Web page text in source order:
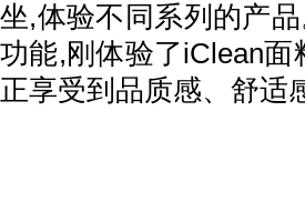
坐,体验不同系列的产
功能,刚体验了iClean
正享受到品质感、舒适